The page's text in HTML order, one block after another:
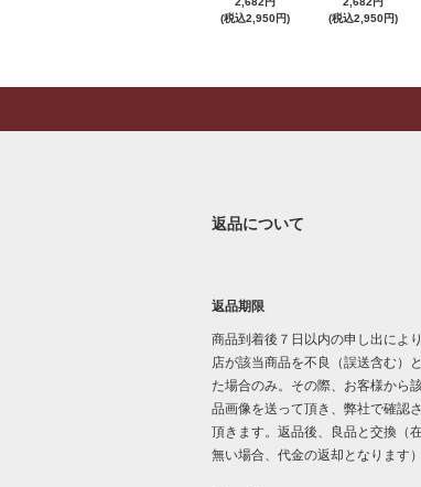
(税込2,950円)
(税込2,950円)
返品について
返品期限
商品到着後７日以内の申し出によ
店が該当商品を不良（誤送含む）
た場合のみ。その際、お客様から
品画像を送って頂き、弊社で確認
頂きます。返品後、良品と交換（
無い場合、代金の返却となります